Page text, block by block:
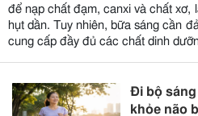
để nạp chất đạm, canxi và chất xơ,
hụt dần. Tuy nhiên, bữa sáng cần
cung cấp đầy đủ các chất dinh
Đi bộ
khỏe não